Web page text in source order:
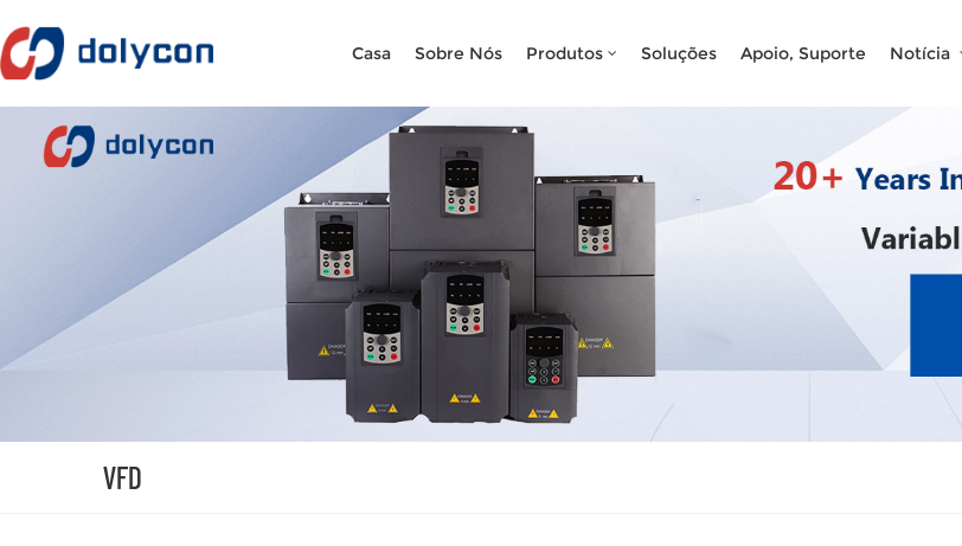
Casa Sobre Nós Produtos Soluções Apoio, Suporte Notícia
O Que Você Está Procurando?
VFD